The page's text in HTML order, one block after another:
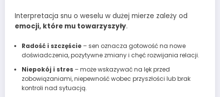
Interpretacja snu o weselu w dużej mierze zależy od
emocji, które mu towarzyszyły.
Radość i szczęście– sen oznacza gotowość na nowe
doświadczenia, pozytywne zmiany i chęć rozwijania relacji.
Niepokój i stres– może wskazywać na lęk przed
zobowiązaniami, niepewność wobec przyszłości lub brak
kontroli nad sytuacją.